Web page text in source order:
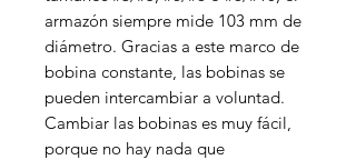
armazón siempre mide 103 mm de
diámetro. Gracias a este marco de
bobina constante, las bobinas se
pueden intercambiar a voluntad.
Cambiar las bobinas es muy fácil,
porque no hay nada que